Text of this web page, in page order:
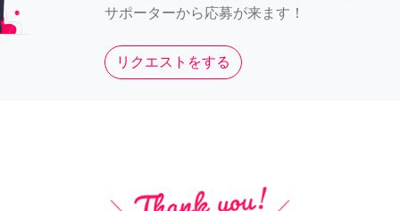
サポーターから応募が来ます！
リクエストをする